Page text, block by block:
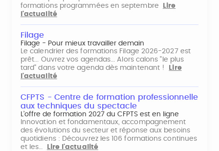
formations programmées en septembre
Lire
l'actualité
Filage
Filage - Pour mieux travailler demain
Le calendrier des formations Filage 2026-2027 est
prêt... Ouvrez vos agendas... Alors calons "le plus
tard" dans votre agenda dès maintenant !
Lire
l'actualité
CFPTS - Centre de formation professionnelle
aux techniques du spectacle
L’offre de formation 2027 du CFPTS est en ligne
Innovation et fondamentaux, accompagnement
des évolutions du secteur et réponse aux besoins
quotidiens : Découvrez les 106 formations continues
et les…
Lire l'actualité